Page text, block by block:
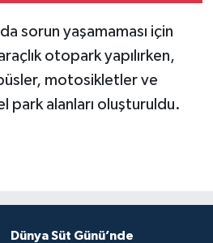
sorun yaşamaması için
otopark yapılırken,
motosikletler ve
park alanları oluşturuldu.
Dünya Süt Günü’nde